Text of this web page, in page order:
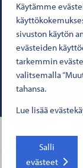
Käytämme
sivuston käytön
evästeiden
tarkemmin
valitsemalla
tahansa.
Lue lisää
Salli
evästeet
© 2026 Senaatti-
Käyttöehdot
Evästeet
Tietosuoja
Asiakirjajulkisuus
Y-tunnus 1503388-4